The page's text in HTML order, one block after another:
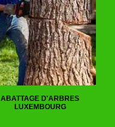
ABATTAGE D'ARBRES
LUXEMBOURG